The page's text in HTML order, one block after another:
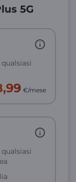
5G
€/mese